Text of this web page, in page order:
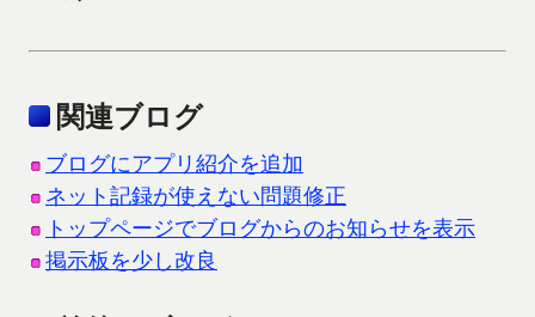
関連ブログ
ブログにアプリ紹介を追加
ネット記録が使えない問題修正
トップページでブログからのお知らせを表示
掲示板を少し改良